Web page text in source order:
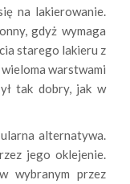
na lakierowanie.
gdyż wymaga
starego lakieru z
warstwami
tak dobry, jak w
alternatywa.
jego oklejenie.
wybranym przez